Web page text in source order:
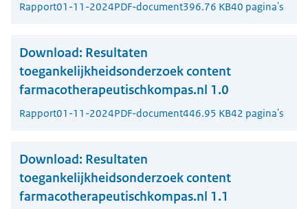
Rapport01-11-2024PDF-document396.76 KB40 pagina's
Download: Resultaten
toegankelijkheidsonderzoek content
farmacotherapeutischkompas.nl 1.0
Rapport01-11-2024PDF-document446.95 KB42 pagina's
Download: Resultaten
toegankelijkheidsonderzoek content
farmacotherapeutischkompas.nl 1.1